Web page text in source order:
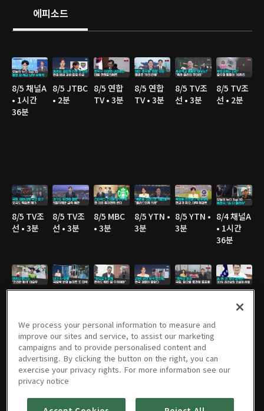
에피소드
8/5 채널A
• 1시간
36분
8/5 JTBC
• 2분
8/5 연합
TV • 3분
8/5 연합
TV • 3분
8/5 TV조
선 • 3분
8/5 TV조
선 • 2분
8/5 TV조
선 • 3분
8/5 TV조
선 • 3분
8/5 MBC
• 3분
8/5 YTN •
3분
8/5 YTN •
3분
8/4 채널A
• 1시간
36분
TV • 3분
8/4 TV조
선 • 3분
8/4 TV조
선 • 2분
8/4 MBC
• 3분
8/4 KBS •
2분
8/3 TV조
선 • 3분
8/3 채널A
• 1시간
We process your personal information to measure and
improve our sites and service, to assist our marketing
campaigns and to provide personalised content and
advertising. By clicking the button on the right, you can
exercise your privacy rights. For more information see our
privacy notice